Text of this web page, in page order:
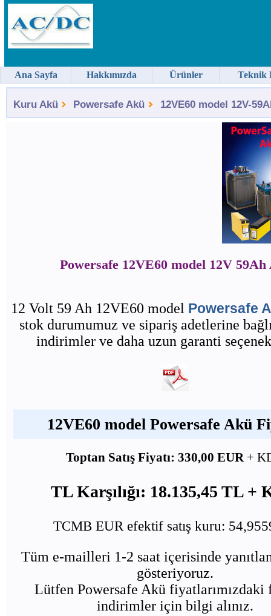
Kuru Akü Powersafe Akü 12VE60 model 12V-
Powersafe 12VE60 model 12V 59Ah
12 Volt 59 Ah 12VE60 model Powersafe
stok durumumuz ve sipariş adetlerine
indirimler ve daha uzun garanti
12VE60 model Powersafe Akü
Toptan Satış Fiyatı: 330,00 EUR +
TL Karşılığı: 18.135,45 TL +
TCMB EUR efektif satış kuru:
Tüm e-mailleri 1-2 saat içerisinde
gösteriyoruz.
Lütfen Powersafe Akü fiyatlarımızdaki
indirimler için bilgi alınız.
Ana Sayfa Hakkımızda Ürünler Teknik